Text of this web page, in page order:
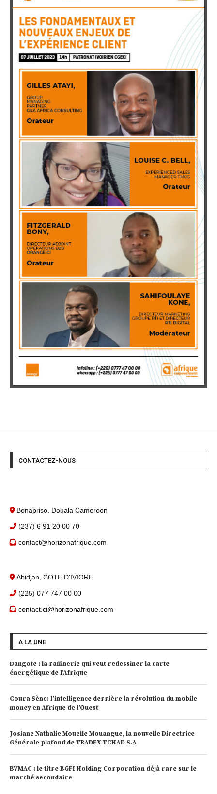
CONTACTEZ-NOUS
Bonapriso, Douala Cameroon
(237) 6 91 20 00 70
contact@horizonafrique.com
Abidjan, COTE D'IVIORE
(225) 077 747 00 00
contact.ci@horizonafrique.com
A LA UNE
Dangote : la raffinerie qui veut redessiner la carte
énergétique de l’Afrique
Coura Sène: l’intelligence derrière la révolution du mobile
money en Afrique de l’Ouest
Josiane Nathalie Mouelle Mouangue, la nouvelle Directrice
Générale plafond de TRADEX TCHAD S.A
BVMAC : le titre BGFI Holding Corporation déjà rare sur le
marché secondaire